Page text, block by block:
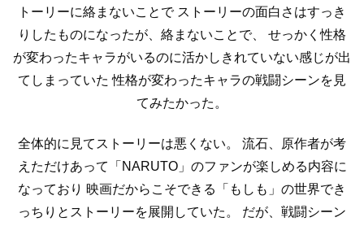
トーリーに絡まないことでストーリーの面白さはすっき
りしたものになったが、絡まないことで、
せっかく性格
が変わったキャラがいるのに活かしきれていない感じが出
てしまっていた 性格が変わったキャラの戦闘シーンを見
てみたかった。
全体的に見てストーリーは悪くない。
流石、原作者が考
えただけあって「NARUTO」のファンが楽しめる内容に
なっており 映画だからこそできる「もしも」の世界でき
っちりとストーリーを展開していた。
だが、戦闘シーン